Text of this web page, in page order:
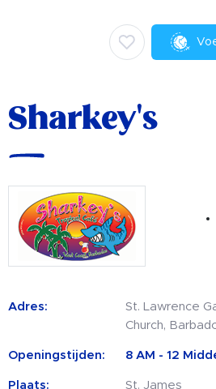
Sharkey's
Adres:
St. Lawrence
Church,
Openingstijden: 8 AM - 12
Plaats: St. James